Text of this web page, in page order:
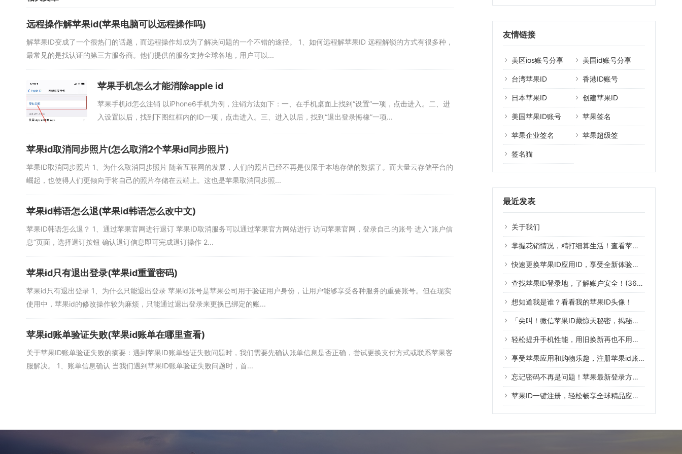
远程操作解苹果id(苹果电脑可以远程操作吗)
解苹果ID变成了一个很热门的话题，而远程操作却成为了解决问题的一个不错的途径。 1、如何远程解苹果ID 远程解锁的方式有很多种，
最常见的是找认证的第三方服务商。他们提供的服务支持全球各地，用户可以...
苹果手机怎么才能消除apple id
苹果手机id怎么注销 以iPhone6手机为例，注销方法如下：一、在手机桌面上找到“设置”一项，点击进入。二、进
入设置以后，找到下图红框内的ID一项，点击进入。三、进入以后，找到“退出登录悔橡”一项...
苹果id取消同步照片(怎么取消2个苹果id同步照片)
苹果ID取消同步照片 1、为什么取消同步照片 随着互联网的发展，人们的照片已经不再是仅限于本地存储的数据了。而大量云存储平台的
崛起，也使得人们更倾向于将自己的照片存储在云端上。这也是苹果取消同步照...
苹果id韩语怎么退(苹果id韩语怎么改中文)
苹果ID韩语怎么退？ 1、通过苹果官网进行退订 苹果ID取消服务可以通过苹果官方网站进行 访问苹果官网，登录自己的账号 进入“账户信
息”页面，选择退订按钮 确认退订信息即可完成退订操作 2...
苹果id只有退出登录(苹果id重置密码)
苹果id只有退出登录 1、为什么只能退出登录 苹果id账号是苹果公司用于验证用户身份，让用户能够享受各种服务的重要账号。但在现实
使用中，苹果id的修改操作较为麻烦，只能通过退出登录来更换已绑定的账...
苹果id账单验证失败(苹果id账单在哪里查看)
关于苹果ID账单验证失败的摘要：遇到苹果ID账单验证失败问题时，我们需要先确认账单信息是否正确，尝试更换支付方式或联系苹果客
服解决。 1、账单信息确认 当我们遇到苹果ID账单验证失败问题时，首...
友情链接
美区ios账号分享 美国id账号分享
台湾苹果ID 香港ID账号
日本苹果ID 创建苹果ID
美国苹果ID账号 苹果签名
苹果企业签名 苹果超级签
签名猫
最近发表
关于我们
掌握花销情况，精打细算生活！查看苹果ID账单帮你实现
快速更换苹果ID应用ID，享受全新体验！（39字符）
查找苹果ID登录地，了解账户安全！(36个字符)
想知道我是谁？看看我的苹果ID头像！
「尖叫！微信苹果ID藏惊天秘密，揭秘全过程」
轻松提升手机性能，用旧换新再也不用费心啦！
享受苹果应用和购物乐趣，注册苹果id账号，轻松付款！
忘记密码不再是问题！苹果最新登录方式来了！
苹果ID一键注册，轻松畅享全球精品应用！